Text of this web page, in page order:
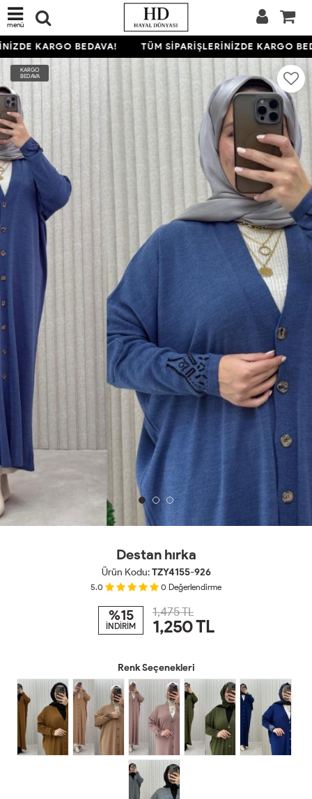
menü
KARGO BEDAVA! TÜM SİPARİŞLERİNİZDE KARGO
KARGO
BEDAVA
Destan hırka
Ürün Kodu:TZY4155-926
5.0 0 Değerlendirme
%15
İNDİRİM
1,475 TL
1,250TL
Renk Seçenekleri